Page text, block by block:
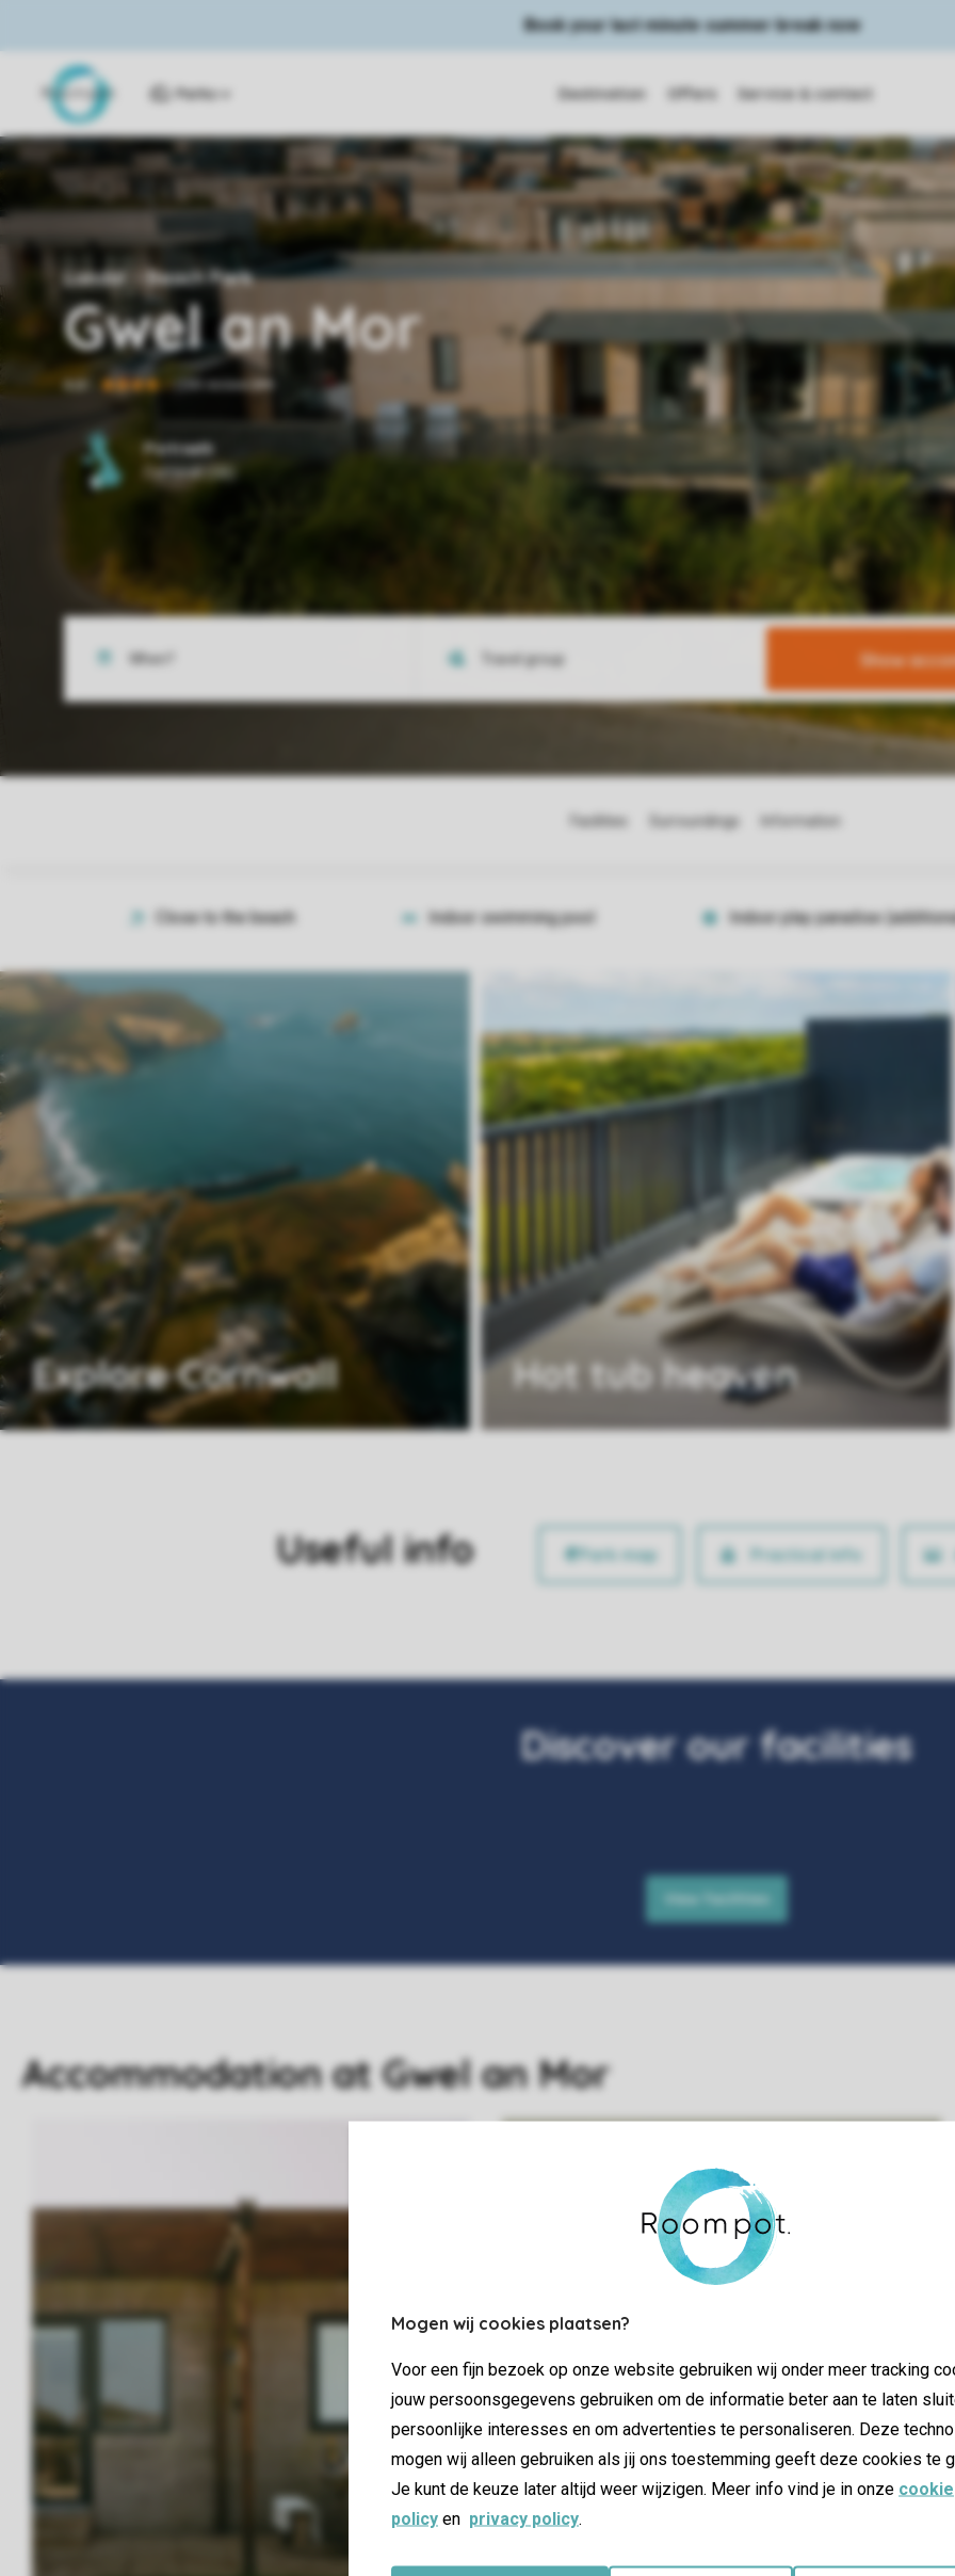
Mogen wij cookies plaatsen?
Voor een fijn bezoek op onze website gebruiken wij onder meer tracking
jouw persoonsgegevens gebruiken om de informatie beter aan te laten
persoonlijke interesses en om advertenties te personaliseren. Deze
mogen wij alleen gebruiken als jij ons toestemming geeft deze cookies te
Je kunt de keuze later altijd weer wijzigen. Meer info vind je in onze cookie
policy en privacy policy.
Book your last minute summer break now
Parks Destination Offers Service & contact
Show
Explore Cornwall Hot tub heaven
Useful info Practical info
Accommodation at Gwel an Mor